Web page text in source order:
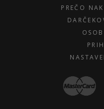
PREČO